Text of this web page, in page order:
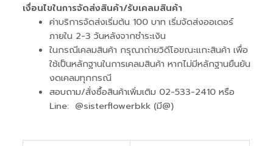
เงื่อนไขในการจัดส่งสินค้า/รับเคลมสินค้า
ค่าบริการจัดส่งเริ่มต้น 100 บาท เริ่มจัดส่งออเดอร์
ภายใน 2-3 วันหลังจากชำระเงิน
ในกรณีเคลมสินค้า กรุณาถ่ายวิดีโอขณะแกะสินค้า เพื่อ
ใช้เป็นหลักฐานในการเคลมสินค้า หากไม่มีหลักฐานยืนยัน
งดเคลมทุกกรณี
สอบถาม/สั่งซื้อสินค้าเพิ่มเติม 02-533-2410 หรือ
Line: @sisterflowerbkk (มี@)